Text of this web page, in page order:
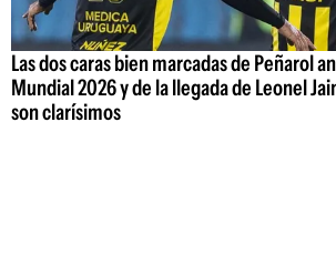
Las dos caras bien marcadas de Peñarol
Mundial 2026 y de la llegada de Leonel
son clarísimos